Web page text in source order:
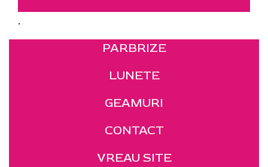
.
PARBRIZE
LUNETE
GEAMURI
CONTACT
VREAU SITE